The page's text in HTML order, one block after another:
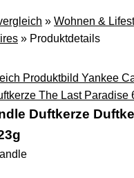
» Wohnen &
» Produktdetails
Duftkerze